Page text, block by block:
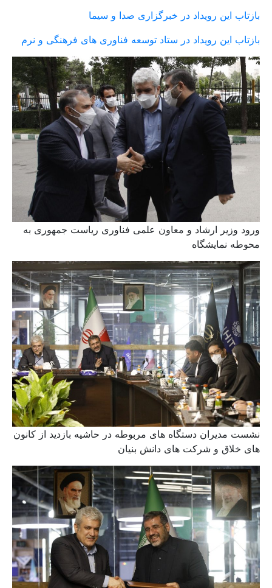
بازتاب این رویداد در خبرگزاری صدا و سیما
بازتاب این رویداد در ستاد توسعه فناوری های فرهنگی و نرم
ورود وزیر ارشاد و معاون علمی فناوری ریاست جمهوری به
محوطه نمایشگاه
نشست مدیران دستگاه های مربوطه در حاشیه بازدید از کانون
های خلاق و شرکت های دانش بنیان